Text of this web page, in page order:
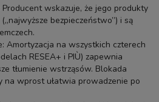
wskazuje, że jego produkty
bezpieczeństwo”) i są
Amortyzacja na wszystkich czterech
RESEA+ i PIÙ) zapewnia
tłumienie wstrząsów. Blokada
na wprost ułatwia prowadzenie po